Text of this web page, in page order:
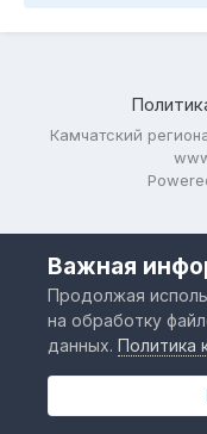
Камчатский
Важная
Продолжая
на обработку
данных.Политика